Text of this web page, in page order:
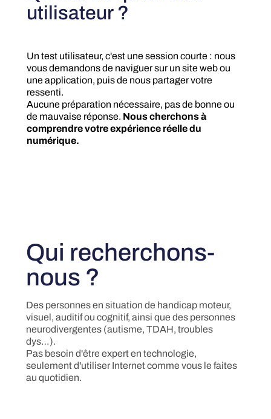
utilisateur ?
Un test utilisateur, c'est une session courte : nous
vous demandons de naviguer sur un site web ou
une application, puis de nous partager votre
ressenti.
Aucune préparation nécessaire, pas de bonne ou
de mauvaise réponse. Nous cherchons à
comprendre votre expérience réelle du
numérique.
Qui recherchons-
nous ?
Des personnes en situation de handicap moteur,
visuel, auditif ou cognitif, ainsi que des personnes
neurodivergentes (autisme, TDAH, troubles
dys…).
Pas besoin d'être expert en technologie,
seulement d'utiliser Internet comme vous le faites
au quotidien.